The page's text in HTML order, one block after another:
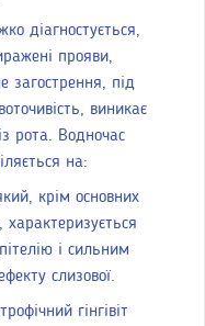
діагностується,
прояви,
загострення, під
виникає
рота. Водночас
на:
крім основних
характеризується
і сильним
слизової.
гінгівіт